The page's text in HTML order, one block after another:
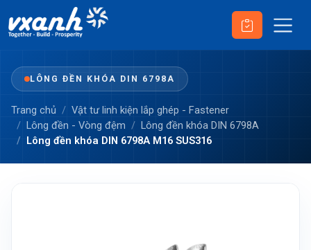
LÔNG ĐỀN KHÓA DIN 6798A
Trang chủ
Vật tư linh kiện lắp ghép - Fastener
Lông đền - Vòng đệm
Lông đền khóa DIN 6798A
Lông đền khóa DIN 6798A M16 SUS316